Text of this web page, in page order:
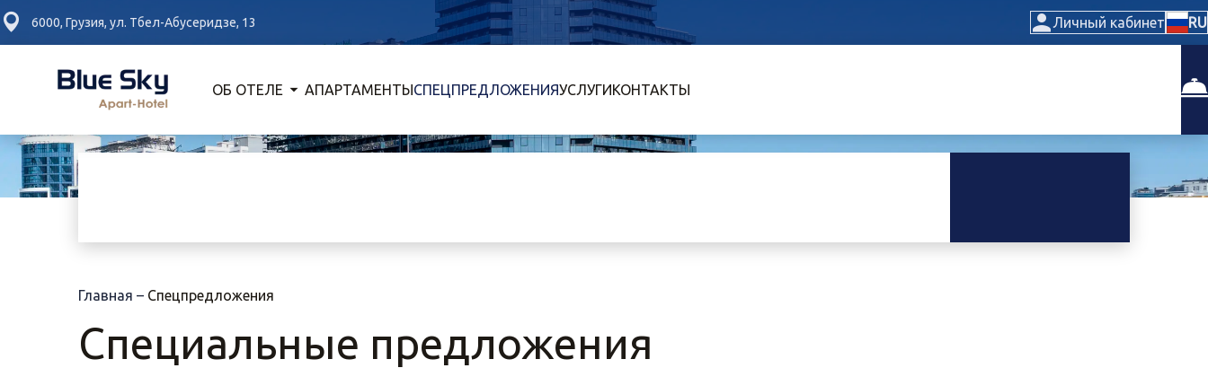
6000, Грузия, ул. Тбел-Абусеридзе, 13 Личный кабинет RU
ОБ ОТЕЛЕ АПАРТАМЕНТЫСПЕЦПРЕДЛОЖЕНИЯУСЛУГИКОНТАКТЫ
Главная – Спецпредложения
Специальные предложения